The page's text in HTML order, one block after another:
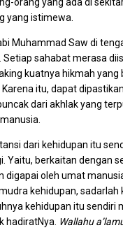
yang istimewa.
Muhammad Saw di
Setiap sahabat merasa
kuatnya hikmah yang
itu, dapat
dari akhlak yang
dari kehidupan itu
Yaitu, berkaitan dengan
digapai oleh umat
kehidupan, sadarlah
kehidupan itu sendiri
hadiratNya. Wallahu